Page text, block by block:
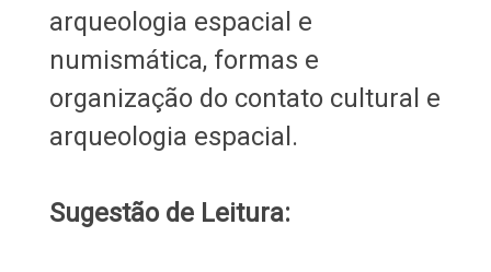
arqueologia espacial e
numismática, formas e
organização do contato cultural e
arqueologia espacial.
Sugestão de Leitura: